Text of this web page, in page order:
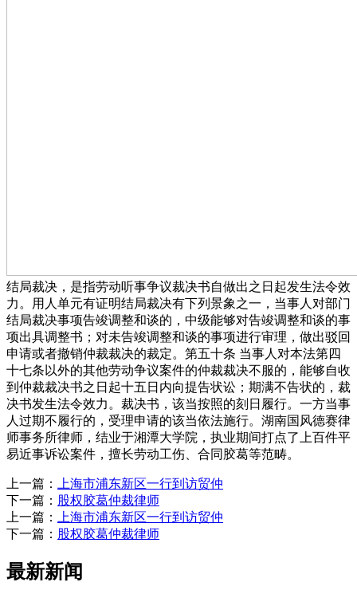
结局裁决，是指劳动听事争议裁决书自做出之日起发生法令效
力。用人单元有证明结局裁决有下列景象之一，当事人对部门
结局裁决事项告竣调整和谈的，中级能够对告竣调整和谈的事
项出具调整书；对未告竣调整和谈的事项进行审理，做出驳回
申请或者撤销仲裁裁决的裁定。第五十条 当事人对本法第四
十七条以外的其他劳动争议案件的仲裁裁决不服的，能够自收
到仲裁裁决书之日起十五日内向提告状讼；期满不告状的，裁
决书发生法令效力。裁决书，该当按照的刻日履行。一方当事
人过期不履行的，受理申请的该当依法施行。湖南国风德赛律
师事务所律师，结业于湘潭大学院，执业期间打点了上百件平
易近事诉讼案件，擅长劳动工伤、合同胶葛等范畴。
上一篇：
上海市浦东新区一行到访贸仲
下一篇： 股权胶葛仲裁律师
上一篇：
上海市浦东新区一行到访贸仲
下一篇： 股权胶葛仲裁律师
最新新闻